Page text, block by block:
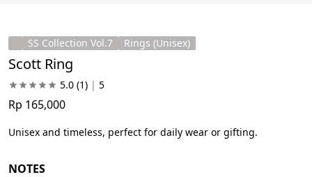
SS Collection Vol.7 Rings (Unisex)
Scott Ring
5.0 (1) | 5
Rp 165,000
Unisex and timeless, perfect for daily wear or gifting.
NOTES